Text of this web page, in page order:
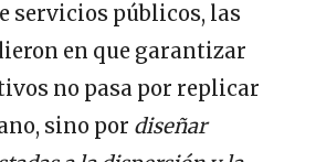
servicios públicos, las
en que garantizar
no pasa por replicar
sino por diseñar